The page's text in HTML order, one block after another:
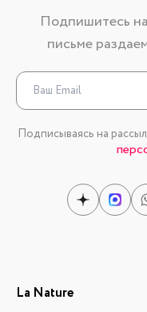
Подпишитесь
письме
Подписываясь на
La Nature